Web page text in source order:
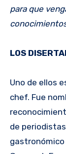
para que
LOS
Uno de ellos
chef. Fue
de
gastronómico